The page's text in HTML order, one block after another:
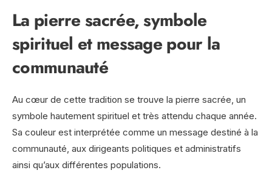
La pierre sacrée, symbole
spirituel et message pour la
communauté
Au cœur de cette tradition se trouve la pierre sacrée, un
symbole hautement spirituel et très attendu chaque année.
Sa couleur est interprétée comme un message destiné à la
communauté, aux dirigeants politiques et administratifs
ainsi qu’aux différentes populations.